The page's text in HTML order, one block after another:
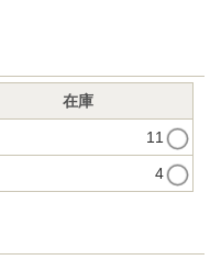
在庫
11
4